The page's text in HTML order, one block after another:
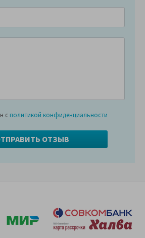
с политикой конфиденциальности